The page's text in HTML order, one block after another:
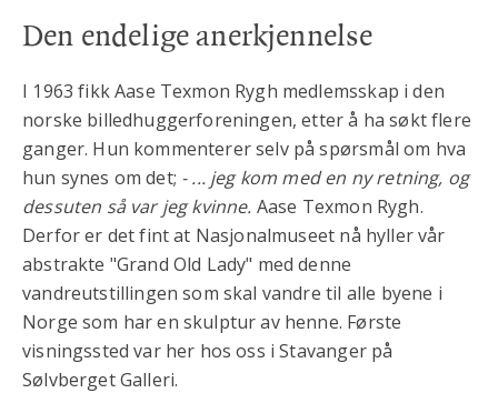
Den endelige anerkjennelse
I 1963 fikk Aase Texmon Rygh medlemsskap i den
norske billedhuggerforeningen, etter å ha søkt flere
ganger. Hun kommenterer selv på spørsmål om hva
hun synes om det; - ... jeg kom med en ny retning, og
dessuten så var jeg kvinne. Aase Texmon Rygh.
Derfor er det fint at Nasjonalmuseet nå hyller vår
abstrakte "Grand Old Lady" med denne
vandreutstillingen som skal vandre til alle byene i
Norge som har en skulptur av henne. Første
visningssted var her hos oss i Stavanger på
Sølvberget Galleri.